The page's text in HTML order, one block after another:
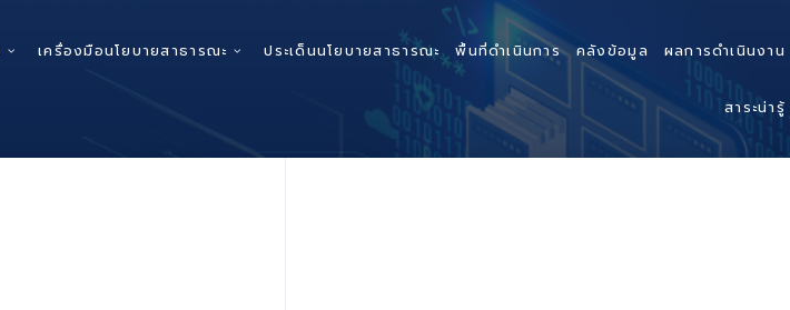
เครื่องมือนโยบายสาธารณะ ประเด็นนโยบายสาธารณะ พื้นที่ดำเนินการ คลังข้อมูล ผลการดำเนินงาน
สาระน่ารู้